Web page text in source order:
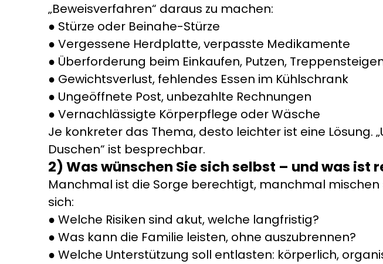
„Beweisverfahren“ daraus zu machen:
Stürze oder Beinahe-Stürze
Vergessene Herdplatte, verpasste Medikamente
Überforderung beim Einkaufen, Putzen,
Gewichtsverlust, fehlendes Essen im Kühlschrank
Ungeöffnete Post, unbezahlte Rechnungen
Vernachlässigte Körperpflege oder Wäsche
Je konkreter das Thema, desto leichter ist eine Lösung.
Duschen“ ist besprechbar.
2) Was wünschen Sie sich selbst – und was ist
Manchmal ist die Sorge berechtigt, manchmal
sich:
Welche Risiken sind akut, welche langfristig?
Was kann die Familie leisten, ohne auszubrennen?
Welche Unterstützung soll entlasten: körperlich,